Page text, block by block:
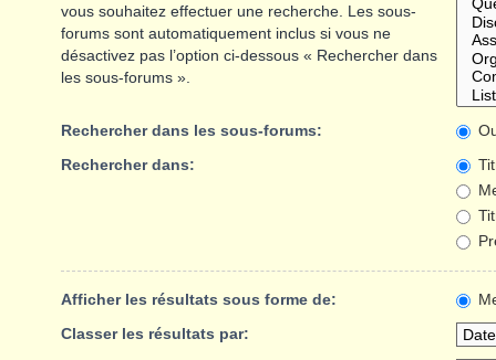
vous souhaitez effectuer une recherche. Les sous-
forums sont automatiquement inclus si vous ne
désactivez pas l’option ci-dessous « Rechercher dans
les sous-forums ».
Rechercher dans les sous-forums:
Rechercher dans:
Afficher les résultats sous forme de:
Classer les résultats par: